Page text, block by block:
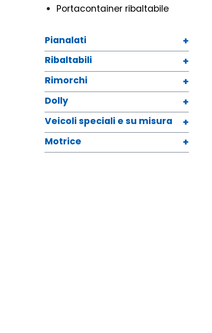
Portacontainer ribaltabile
Pianalati
Ribaltabili
Rimorchi
Dolly
Veicoli speciali e su misura
Motrice